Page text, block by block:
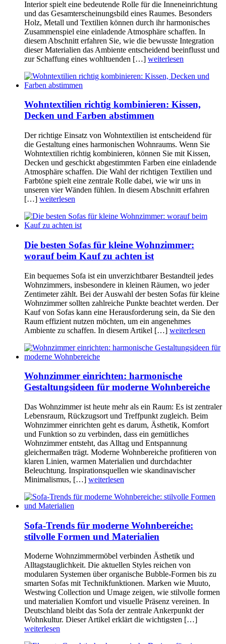
Interior spielt eine bedeutende Rolle für die Inneneinrichtung
und das Gesamterscheinungsbild eines Raumes. Besonders
Holz, Metall und Textilien können durch ihr harmonisches
Zusammenspiel eine einladende Atmosphäre schaffen. In
diesem Abschnitt erfahren Sie, wie die bewusste Integration
dieser Materialien das Ambiente entscheidend beeinflusst und
zur Schaffung eines wohltuenden […] weiterlesen
Wohntextilien richtig kombinieren: Kissen,
Decken und Farben abstimmen
Der richtige Einsatz von Wohntextilien ist entscheidend für
die Gestaltung eines harmonischen Wohnraums. Wenn Sie
Wohntextilien richtig kombinieren, können Sie mit Kissen,
Decken und geschickt abgestimmten Farben eine einladende
Atmosphäre schaffen. Die Wahl der richtigen Textilien und
Farbtöne spielt eine zentrale Rolle dabei, wie wir uns in
unseren vier Wänden fühlen. In diesem Abschnitt erfahren
[…] weiterlesen
Die besten Sofas für kleine Wohnzimmer:
worauf beim Kauf zu achten ist
Ein bequemes Sofa ist ein unverzichtbarer Bestandteil jedes
Wohnzimmers, insbesondere in kleinen Räumen, wo jeder
Zentimeter zählt. Bei der Auswahl der besten Sofas für kleine
Wohnzimmer sollten zahlreiche Punkte beachtet werden. Der
Kauf von Sofas kann eine Herausforderung sein, da Sie den
Raum effizient nutzen möchten, um ein angenehmes
Ambiente zu schaffen. In diesem Artikel […] weiterlesen
Wohnzimmer einrichten: harmonische
Gestaltungsideen für moderne Wohnbereiche
Das Wohnzimmer ist heute mehr als ein Raum: Es ist zentraler
Lebensraum, Rückzugsort und Treffpunkt zugleich. Beim
Wohnzimmer einrichten geht es darum, Ästhetik, Komfort
und Funktion so zu verbinden, dass ein gemütliches
Wohnzimmer entsteht, das Alltag und Entspannung
gleichermaßen trägt. Moderne Wohnbereiche profitieren von
klaren Linien, warmen Materialien und durchdachter
Beleuchtung. Inspirationsquellen wie skandinavischer
Minimalismus, […] weiterlesen
Sofa-Trends für moderne Wohnbereiche:
stilvolle Formen und Materialien
Moderne Wohnzimmermöbel verbinden Ästhetik und
Alltagstauglichkeit. Die aktuellen Styles reichen von
modularen Systemen über organische Bubble-Formen bis zu
smarten Sofas mit Technikfunktionen. Marken wie Muuto,
Westwing Collection und Umage zeigen, wie stilvolle formen
und materialien Komfort und visuelle Präsenz vereinen. In
Deutschland bleibt das Sofa der zentrale Ankerpunkt der
Wohnkultur. Dieser Artikel erklärt die wichtigsten […]
weiterlesen